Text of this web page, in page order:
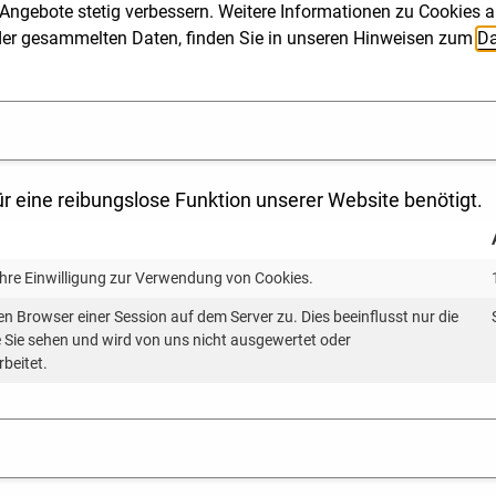
Stromnetze
Stromnetze
hat sich in letzter Zeit viel getan: Neue
– und werfen natürlich auch Fragen auf. Hier
und mit uns ins Gespräch zu kommen. Jedes Mal
Stromnetzausbau und Netzanschluss
. Wie
und welche Lösungen gibt es auf
für das Gelingen der Energiewende spielt –
Wir freuen uns auf Ihre Teilnahme!
die Sie ansprechen möchten. Senden Sie uns
mit an. Sie können Ihr Anliegen aber gerne
stetig verbessern. Weitere Informationen zu Cookies
gesammelten Daten, finden Sie in unseren Hinweisen zum
eine reibungslose Funktion unserer Website benötigt.
Einwilligung zur Verwendung von Cookies.
Browser einer Session auf dem Server zu. Dies beeinflusst nur die
Sie sehen und wird von uns nicht ausgewertet oder